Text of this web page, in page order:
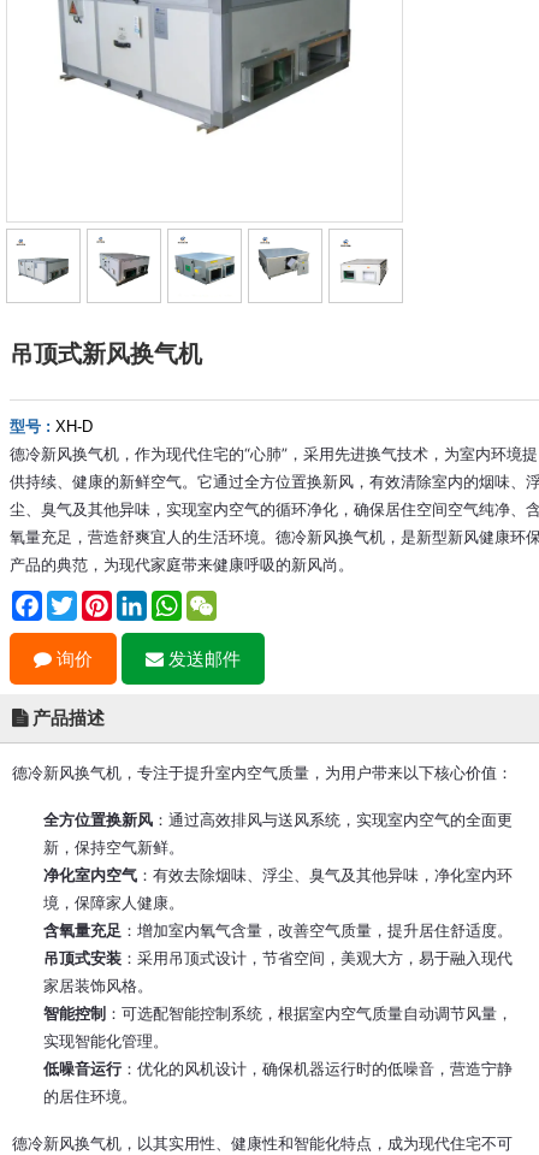
吊顶式新风换气机
型号 : XH-D
德冷新风换气机，作为现代住宅的“心肺”，采用先进换气技术，为室内环境提
供持续、健康的新鲜空气。它通过全方位置换新风，有效清除室内的烟味、
尘、臭气及其他异味，实现室内空气的循环净化，确保居住空间空气纯净、
氧量充足，营造舒爽宜人的生活环境。德冷新风换气机，是新型新风健康环
产品的典范，为现代家庭带来健康呼吸的新风尚。
Facebook
TwitterPinterestLinkedInWhatsApp
询价 发送邮件
产品描述
德冷新风换气机，专注于提升室内空气质量，为用户带来以下核心价值：
全方位置换新风 ：通过高效排风与送风系统，实现室内空气的全面更
新，保持空气新鲜。
净化室内空气 ：有效去除烟味、浮尘、臭气及其他异味，净化室内环
境，保障家人健康。
含氧量充足 ：增加室内氧气含量，改善空气质量，提升居住舒适度。
吊顶式安装 ：采用吊顶式设计，节省空间，美观大方，易于融入现代
家居装饰风格。
智能控制 ：可选配智能控制系统，根据室内空气质量自动调节风量，
实现智能化管理。
低噪音运行 ：优化的风机设计，确保机器运行时的低噪音，营造宁静
的居住环境。
德冷新风换气机，以其实用性、健康性和智能化特点，成为现代住宅不可